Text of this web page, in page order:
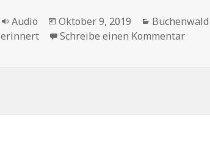
Format
Audio
Veröffentlicht
am
Oktober 9, 2019 Kategorien
Buchenwald
erinnert
Schreibe einen Kommentarzu